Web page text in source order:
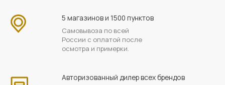
5 магазинов и 1500 пунктов
Самовывоза по всей
России с оплатой после
осмотра и примерки.
Авторизованный дилер всех брендов